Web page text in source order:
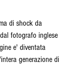
di shock da
fotografo inglese
e' diventata
generazione di